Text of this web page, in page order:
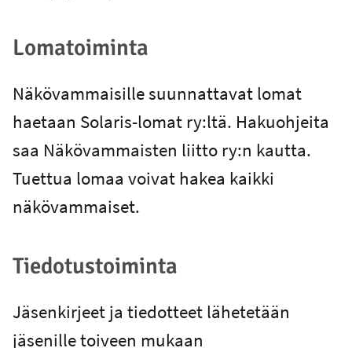
Lomatoiminta
Näkövammaisille suunnattavat lomat
haetaan Solaris-lomat ry:ltä. Hakuohjeita
saa Näkövammaisten liitto ry:n kautta.
Tuettua lomaa voivat hakea kaikki
näkövammaiset.
Tiedotustoiminta
Jäsenkirjeet ja tiedotteet lähetetään
jäsenille toiveen mukaan